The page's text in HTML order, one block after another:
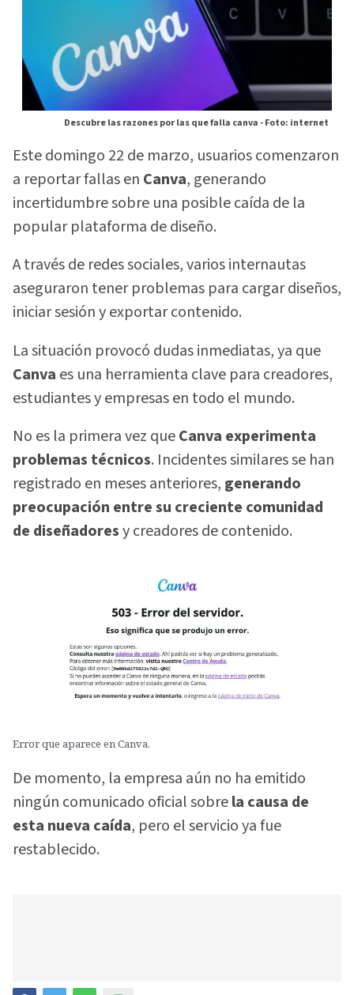
Descubre las razones por las que falla canva -Foto: internet
Este domingo 22 de marzo, usuarios comenzaron
a reportar fallas en Canva, generando
incertidumbre sobre una posible caída de la
popular plataforma de diseño.
A través de redes sociales, varios internautas
aseguraron tener problemas para cargar diseños,
iniciar sesión y exportar contenido.
La situación provocó dudas inmediatas, ya que
Canva es una herramienta clave para creadores,
estudiantes y empresas en todo el mundo.
No es la primera vez queCanva experimenta
problemas técnicos. Incidentes similares se han
registrado en meses anteriores, generando
preocupación entre su creciente comunidad
de diseñadoresy creadores de contenido.
Error que aparece en Canva.
De momento, la empresa aún no ha emitido
ningún comunicado oficial sobrela causa de
esta nueva caída, pero el servicio ya fue
restablecido.